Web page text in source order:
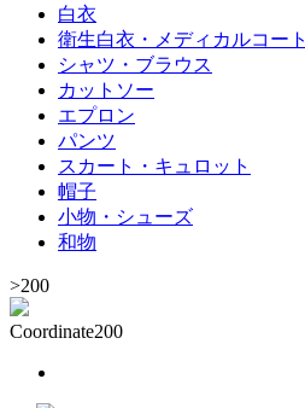
白衣
衛生白衣・メディカルコート
シャツ・ブラウス
カットソー
エプロン
パンツ
スカート・キュロット
帽子
小物・シューズ
和物
>200
Coordinate200